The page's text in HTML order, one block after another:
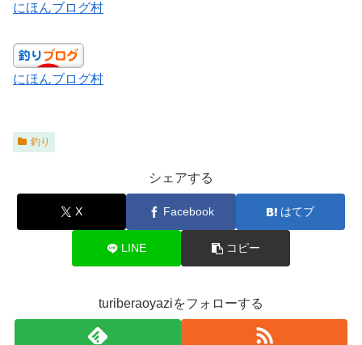
にほんブログ村
にほんブログ村
釣り
シェアする
X Facebook はてブ
LINE コピー
turiberaoyaziをフォローする